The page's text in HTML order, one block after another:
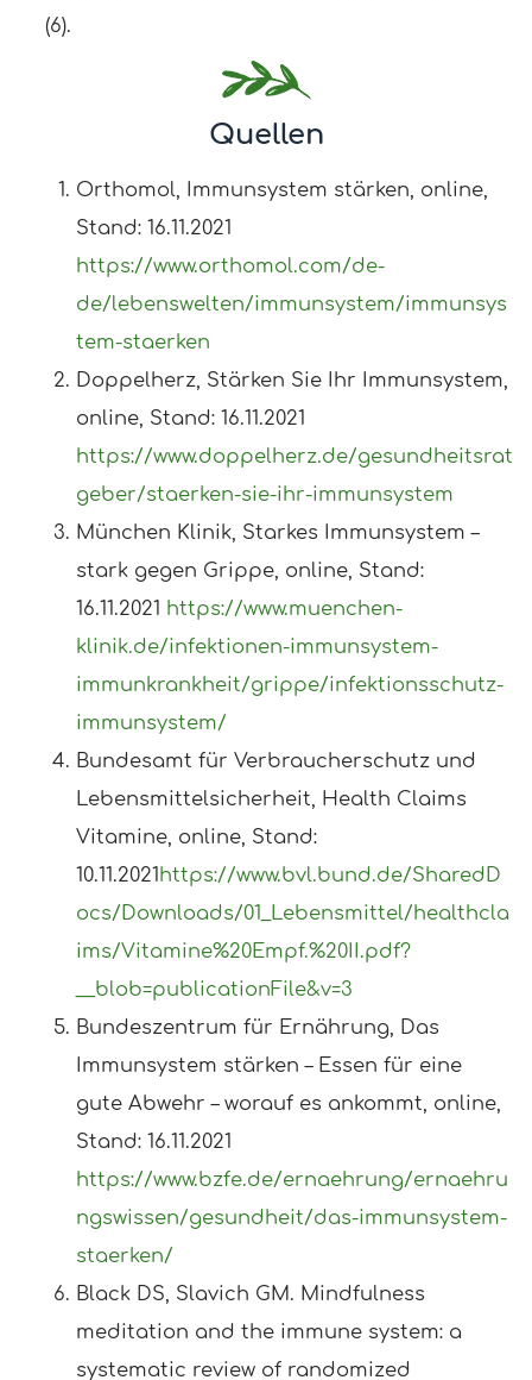
(6).
Quellen
Orthomol, Immunsystem stärken, online,
Stand: 16.11.2021
https://www.orthomol.com/de-
de/lebenswelten/immunsystem/immunsys
tem-staerken
Doppelherz, Stärken Sie Ihr Immunsystem,
online, Stand: 16.11.2021
https://www.doppelherz.de/gesundheitsrat
geber/staerken-sie-ihr-immunsystem
München Klinik, Starkes Immunsystem –
stark gegen Grippe, online, Stand:
16.11.2021 https://www.muenchen-
klinik.de/infektionen-immunsystem-
immunkrankheit/grippe/infektionsschutz-
immunsystem/
Bundesamt für Verbraucherschutz und
Lebensmittelsicherheit, Health Claims
Vitamine, online, Stand:
10.11.2021https://www.bvl.bund.de/SharedD
ocs/Downloads/01_Lebensmittel/healthcla
ims/Vitamine%20Empf.%20II.pdf?
__blob=publicationFile&v=3
Bundeszentrum für Ernährung, Das
Immunsystem stärken – Essen für eine
gute Abwehr – worauf es ankommt, online,
Stand: 16.11.2021
https://www.bzfe.de/ernaehrung/ernaehru
ngswissen/gesundheit/das-immunsystem-
staerken/
Black DS, Slavich GM. Mindfulness
meditation and the immune system: a
systematic review of randomized